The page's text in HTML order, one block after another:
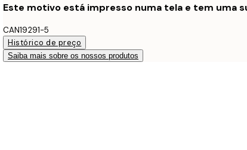
Este motivo está impresso numa tela e tem uma
CAN19291-5
Histórico de preço
Saiba mais sobre os nossos produtos